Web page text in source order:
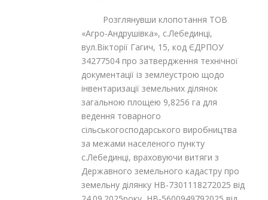
Розглянувши клопотання ТОВ
«Агро-Андрушівка», с.Лебединці,
вул.Вікторії Гагич, 15, код ЄДРПОУ
34277504 про затвердження технічної
документації із землеустрою щодо
інвентаризації земельних ділянок
загальною площею 9,8256 га для
ведення товарного
сільськогосподарського виробництва
за межами населеного пункту
с.Лебединці, враховуючи витяги з
Державного земельного кадастру про
земельну ділянку НВ-7301118272025 від